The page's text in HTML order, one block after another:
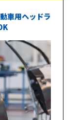
車用ヘッドラ